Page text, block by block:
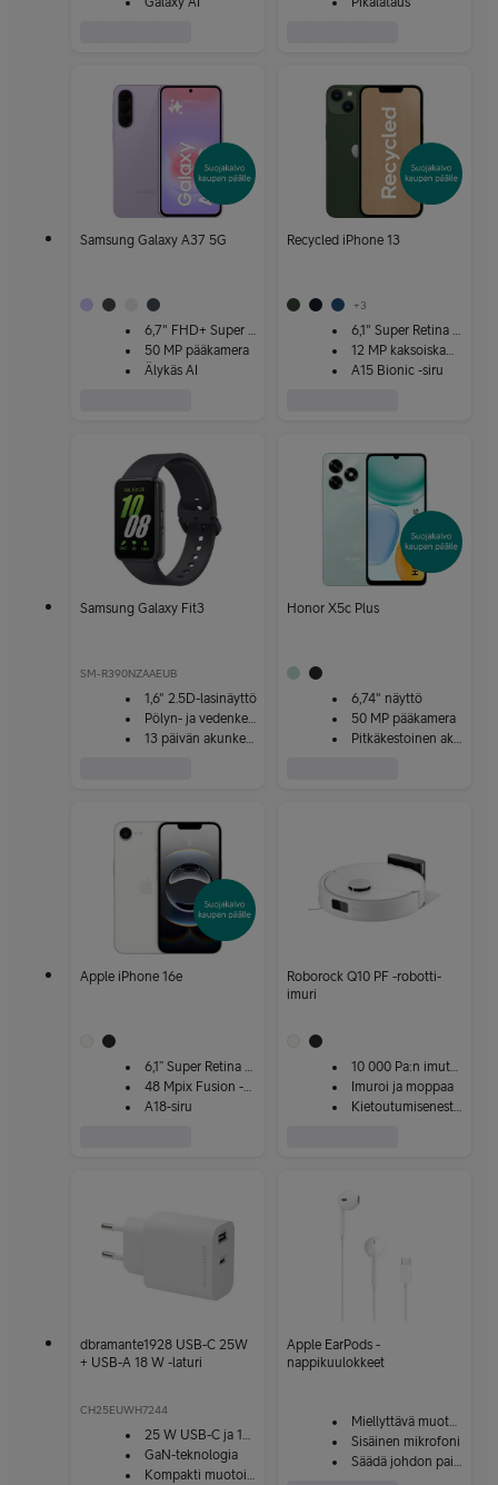
Samsung Galaxy A37 5G
6,7" FHD+ Super AMOLED
50 MP pääkamera
Älykäs AI
Recycled iPhone 13
+3
6,1" Super Retina XDR
12 MP kaksoiskamera
A15 Bionic -siru
Samsung Galaxy Fit3
SM-R390NZAAEUB
1,6" 2.5D-lasinäyttö
Pölyn- ja vedenkestävä
13 päivän akunkesto
Honor X5c Plus
6,74" näyttö
50 MP pääkamera
Pitkäkestoinen akku
Apple iPhone 16e
6,1” Super Retina XDR
48 Mpix Fusion -kamera
A18-siru
Roborock Q10 PF -robotti-
imuri
10 000 Pa:n imuteho
Imuroi ja moppaa
Kietoutumisenestojärjestelmä
dbramante1928 USB-C 25W
+ USB-A 18 W -laturi
CH25EUWH7244
25 W USB-C ja 18 W USB-A
GaN-teknologia
Kompakti muotoilu
Apple EarPods -
nappikuulokkeet
Miellyttävä muotoilu
Sisäinen mikrofoni
Säädä johdon painikkeilla